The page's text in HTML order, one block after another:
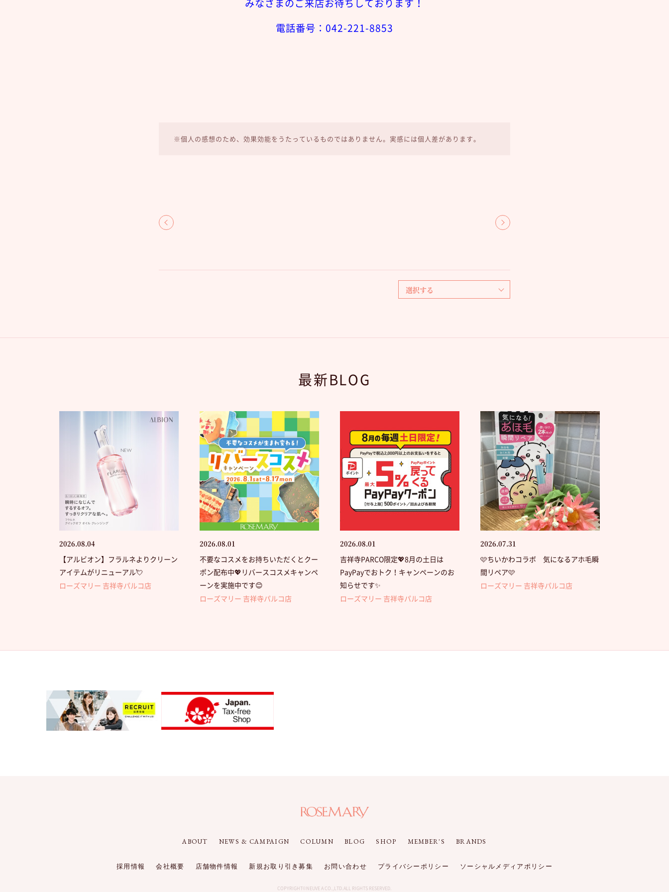
みなさまのご来店お待ちしております！
電話番号：042-221-8853
※個人の感想のため、効果効能をうたっているものではありません。実感には個人差があります。
最新BLOG
2026.08.04
【アルビオン】フラルネよりクリーン
アイテムがリニューアル💘
ローズマリー 吉祥寺パルコ店
2026.08.01
不要なコスメをお持ちいただくとクー
ポン配布中💖リバースコスメキャンペ
ーンを実施中です😊
ローズマリー 吉祥寺パルコ店
2026.08.01
吉祥寺PARCO限定💖8月の土日は
PayPayでおトク！キャンペーンのお
知らせです✨
ローズマリー 吉祥寺パルコ店
2026.07.31
🩷ちいかわコラボ 気になるアホ毛瞬
間リペア🩷
ローズマリー 吉祥寺パルコ店
ABOUT NEWS & CAMPAIGN COLUMN BLOG SHOP MEMBER'S BRANDS
採用情報 会社概要 店舗物件情報 新規お取り引き募集 お問い合わせ プライバシーポリシー ソーシャルメディアポリシー
COPYRIGHT©NEUVE A CO.,LTD.ALL RIGHTS RESERVED.